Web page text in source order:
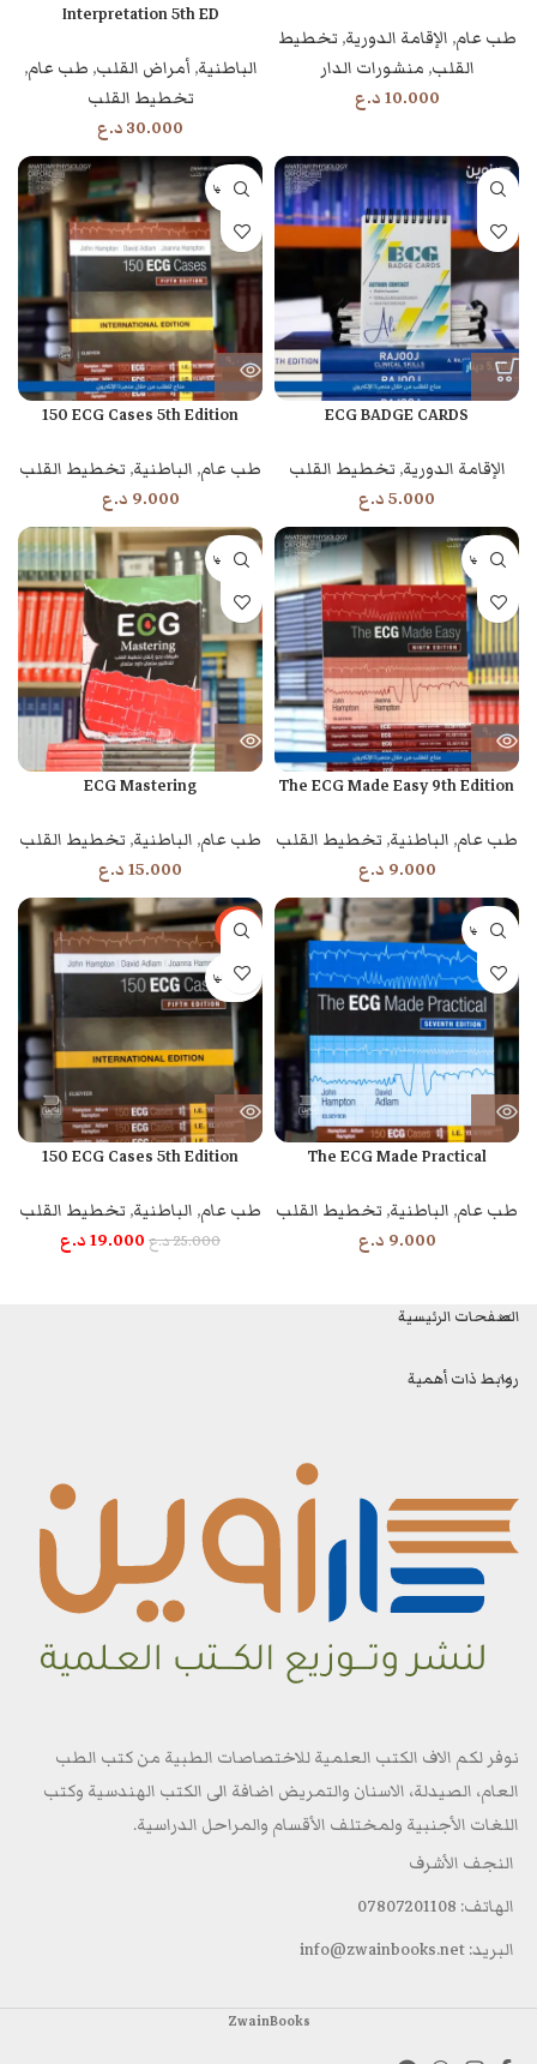
طب عام, الإقامة الدورية, تخطيط
القلب, منشورات الدار
10.000د.ع
Interpretation 5th ED
الباطنية, أمراض القلب, طب عام,
تخطيط القلب
30.000د.ع
ECG BADGE CARDS
الإقامة الدورية, تخطيط القلب
5.000د.ع
بيعت كلها
150 ECG Cases 5th Edition
طب عام, الباطنية, تخطيط القلب
9.000 د.ع
بيعت كلها
The ECG Made Easy 9th Edition
طب عام, الباطنية, تخطيط القلب
9.000 د.ع
بيعت كلها
ECG Mastering
طب عام, الباطنية, تخطيط القلب
15.000د.ع
بيعت كلها
The ECG Made Practical
طب عام, الباطنية, تخطيط القلب
9.000 د.ع
-24%
بيعت كلها
150 ECG Cases 5th Edition
طب عام, الباطنية, تخطيط القلب
25.000د.ع 19.000د.ع
الصفحات الرئيسية
روابط ذات أهمية
نوفر لكم الاف الكتب العلمية للاختصاصات الطبية من كتب الطب
العام، الصيدلة، الاسنان والتمريض اضافة الى الكتب الهندسية وكتب
اللغات الأجنبية ولمختلف الأقسام والمراحل الدراسية.
النجف الأشرف
الهاتف: 07807201108
البريد: info@zwainbooks.net
ZwainBooks